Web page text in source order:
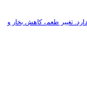
تغییر طعم، کاهش بخار و